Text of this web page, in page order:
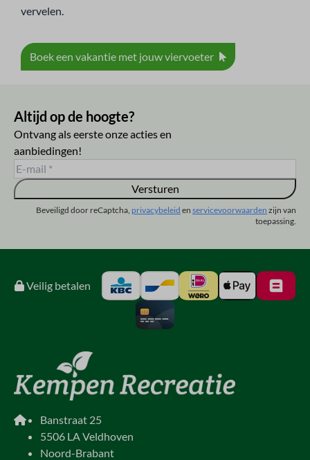
vervelen.
Boek een vakantie met jouw viervoeter
Altijd op de hoogte?
Ontvang als eerste onze acties en
aanbiedingen!
Versturen
Beveiligd door reCaptcha, privacybeleid en servicevoorwaarden zijn van
toepassing.
Veilig betalen
Banstraat 25
5506 LA Veldhoven
Noord-Brabant